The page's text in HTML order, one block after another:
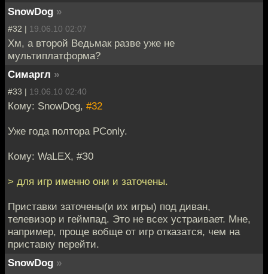
SnowDog »
#32 | 19.06.10 02:07
Хм, а второй Ведьмак разве уже не
мультиплатформа?
Симаргл »
#33 | 19.06.10 02:40
Кому: SnowDog, #32
Уже года полтора PConly.
Кому: WaLEX, #З0
> для игр именно они и заточены.
Приставки заточены(и их игры) под диван,
телевизор и геймпад. Это не всех устраивает. Мне,
например, проще вобще от игр отказатся, чем на
приставку перейти.
SnowDog »